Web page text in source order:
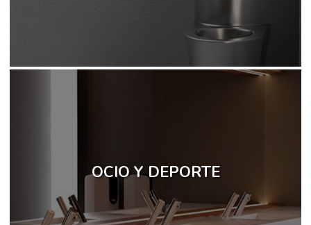
OCIO Y DEPORTE